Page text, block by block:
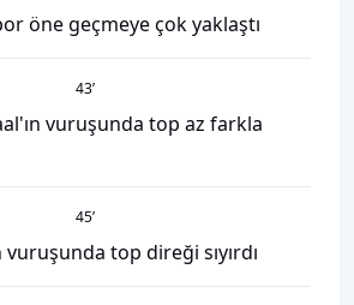
öne geçmeye çok yaklaştı
43’
vuruşunda top az farkla
45’
top direği sıyırdı